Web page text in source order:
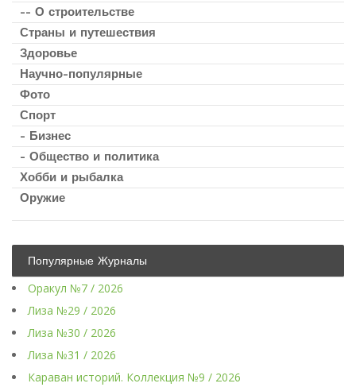
-- О строительстве
Страны и путешествия
Здоровье
Научно-популярные
Фото
Спорт
- Бизнес
- Общество и политика
Хобби и рыбалка
Оружие
Популярные Журналы
Оракул №7 / 2026
Лиза №29 / 2026
Лиза №30 / 2026
Лиза №31 / 2026
Караван историй. Коллекция №9 / 2026